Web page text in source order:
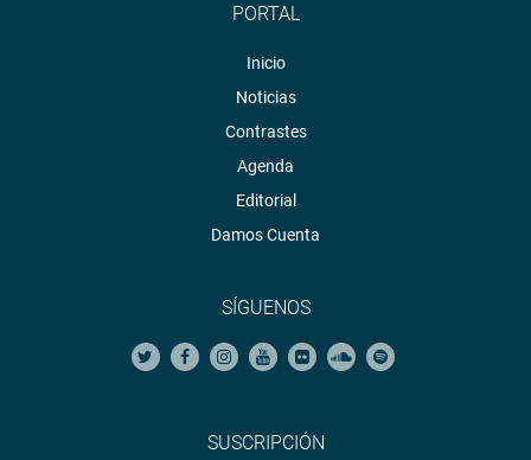
PORTAL
Inicio
Noticias
Contrastes
Agenda
Editorial
Damos Cuenta
SÍGUENOS
SUSCRIPCIÓN